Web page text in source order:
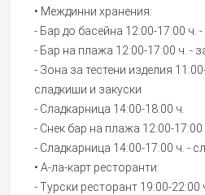
• Междинни хранения:
- Бар до басейна 12:00-17:00 ч. -
- Бар на плажа 12:00-17:00 ч. -
- Зона за тестени изделия
сладкиши и закуски
- Сладкарница 14:00-18:00 ч.
- Снек бар на плажа 12:00-17:00
- Сладкарница 14:00-17:00 ч. -
• А-ла-карт ресторанти:
- Турски ресторант 19:00-22:00